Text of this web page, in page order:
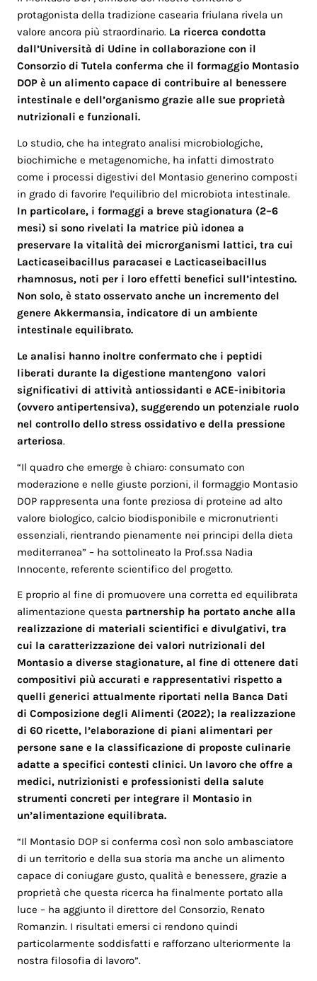
protagonista della tradizione casearia friulana rivela un
valore ancora più straordinario. La ricerca condotta
dall’Università di Udine in collaborazione con il
Consorzio di Tutela conferma che il formaggio Montasio
DOP è un alimento capace di contribuire al benessere
intestinale e dell’organismo grazie alle sue proprietà
nutrizionali e funzionali.
Lo studio, che ha integrato analisi microbiologiche,
biochimiche e metagenomiche, ha infatti dimostrato
come i processi digestivi del Montasio generino composti
in grado di favorire l’equilibrio del microbiota intestinale.
In particolare, i formaggi a breve stagionatura (2–6
mesi) si sono rivelati la matrice più idonea a
preservare la vitalità dei microrganismi lattici, tra cui
Lacticaseibacillus paracasei e Lacticaseibacillus
rhamnosus, noti per i loro effetti benefici sull’intestino.
Non solo, è stato osservato anche un incremento del
genere Akkermansia, indicatore di un ambiente
intestinale equilibrato.
Le analisi hanno inoltre confermato che i peptidi
liberati durante la digestione mantengono valori
significativi di attività antiossidanti e ACE-inibitoria
(ovvero antipertensiva), suggerendo un potenziale ruolo
nel controllo dello stress ossidativo e della pressione
arteriosa.
“Il quadro che emerge è chiaro: consumato con
moderazione e nelle giuste porzioni, il formaggio Montasio
DOP rappresenta una fonte preziosa di proteine ad alto
valore biologico, calcio biodisponibile e micronutrienti
essenziali, rientrando pienamente nei principi della dieta
mediterranea” – ha sottolineato la Prof.ssa Nadia
Innocente, referente scientifico del progetto.
E proprio al fine di promuovere una corretta ed equilibrata
alimentazione questa partnership ha portato anche alla
realizzazione di materiali scientifici e divulgativi, tra
cui la caratterizzazione dei valori nutrizionali del
Montasio a diverse stagionature, al fine di ottenere dati
compositivi più accurati e rappresentativi rispetto a
quelli generici attualmente riportati nella Banca Dati
di Composizione degli Alimenti (2022); la realizzazione
di 60 ricette, l’elaborazione di piani alimentari per
persone sane e la classificazione di proposte culinarie
adatte a specifici contesti clinici. Un lavoro che offre a
medici, nutrizionisti e professionisti della salute
strumenti concreti per integrare il Montasio in
un’alimentazione equilibrata.
“Il Montasio DOP si conferma così non solo ambasciatore
di un territorio e della sua storia ma anche un alimento
capace di coniugare gusto, qualità e benessere, grazie a
proprietà che questa ricerca ha finalmente portato alla
luce – ha aggiunto il direttore del Consorzio, Renato
Romanzin. I risultati emersi ci rendono quindi
particolarmente soddisfatti e rafforzano ulteriormente la
nostra filosofia di lavoro”.